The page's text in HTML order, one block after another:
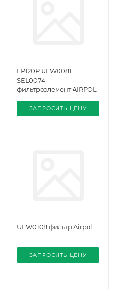
FP120P UFW0081
SEL0074
фильтроэлемент AIRPOL
ЗАПРОСИТЬ ЦЕНУ
UFW0108 фильтр Airpol
ЗАПРОСИТЬ ЦЕНУ